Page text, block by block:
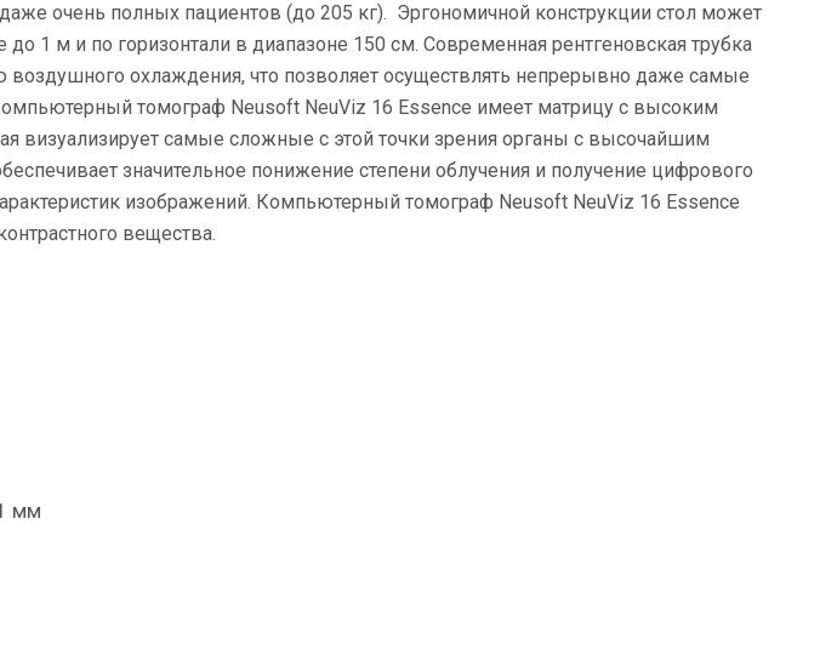
очень полных пациентов (до 205 кг). Эргономичной конструкции стол может
1 м и по горизонтали в диапазоне 150 см. Современная рентгеновская трубка
воздушного охлаждения, что позволяет осуществлять непрерывно даже самые
томограф Neusoft NeuViz 16 Essence имеет матрицу с высоким
визуализирует самые сложные с этой точки зрения органы с высочайшим
значительное понижение степени облучения и получение цифрового
изображений. Компьютерный томограф Neusoft NeuViz 16 Essence
вещества.
мм